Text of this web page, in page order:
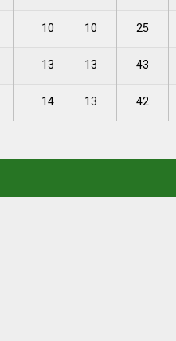
10 10 25
13 13 43
14 13 42